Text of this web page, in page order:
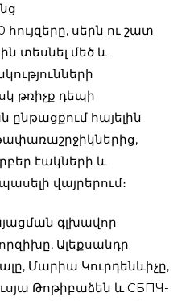
հույզերը, սերն ու շատ
տեսնել մեծ և
թռիչք դեպի
ընթացքում հայելին
էակների և
վայրերում։
գլխավոր
Ալեքսանդր
Մարիա Կուրդենևիչը,
Թոթիբաձեն և СБПЧ-